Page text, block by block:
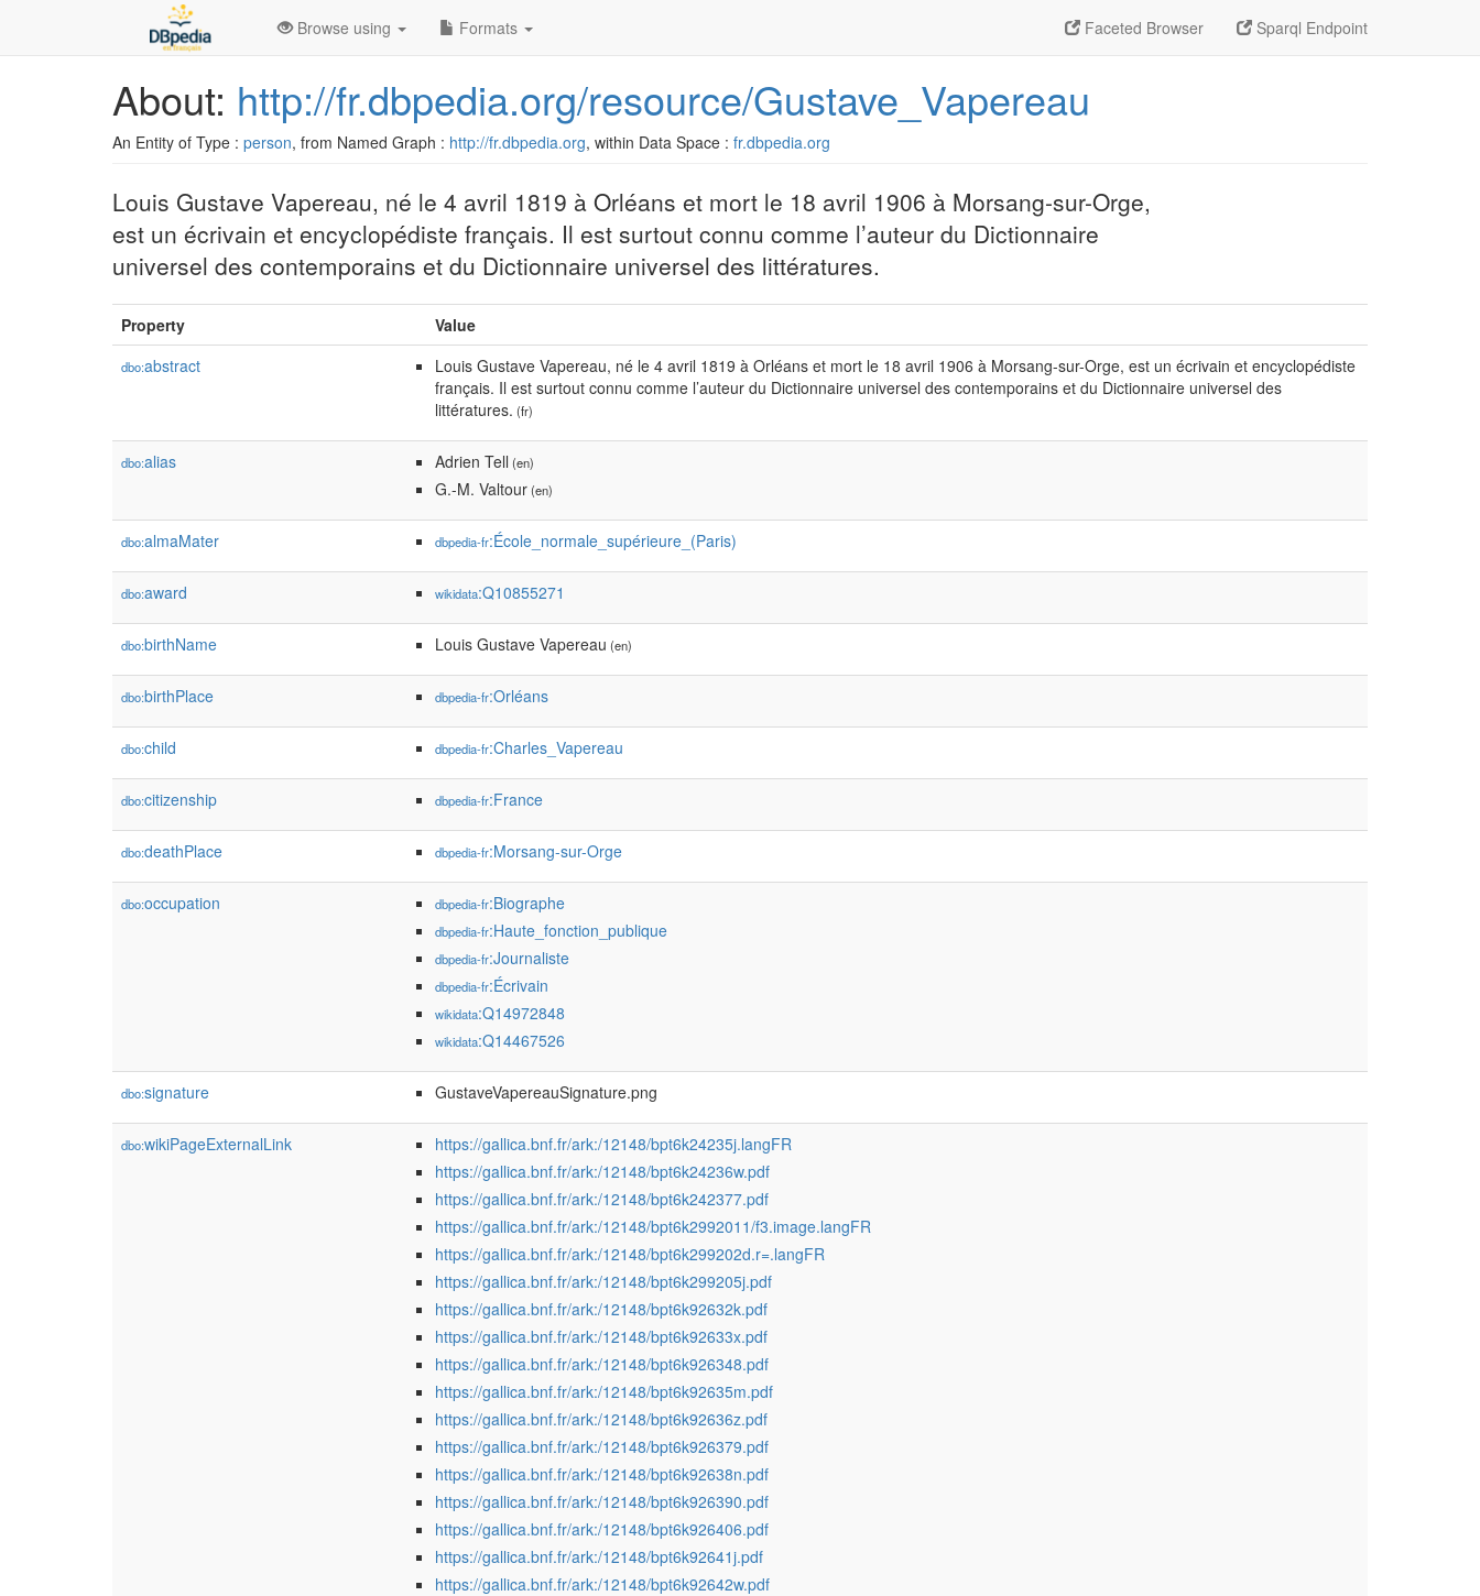
Faceted Browser Sparql Endpoint
Browse using Formats
About: http://fr.dbpedia.org/resource/Gustave_Vapereau
An Entity of Type : person, from Named Graph : http://fr.dbpedia.org, within Data Space : fr.dbpedia.org
Louis Gustave Vapereau, né le 4 avril 1819 à Orléans et mort le 18 avril 1906 à Morsang-sur-Orge,
est un écrivain et encyclopédiste français. Il est surtout connu comme l’auteur du Dictionnaire
universel des contemporains et du Dictionnaire universel des littératures.
Property Value
dbo:abstract
Louis Gustave Vapereau, né le 4 avril 1819 à Orléans et mort le 18 avril 1906 à Morsang-sur-Orge, est un écrivain et encyclopédiste
français. Il est surtout connu comme l’auteur du Dictionnaire universel des contemporains et du Dictionnaire universel des
littératures. (fr)
dbo:alias Adrien Tell (en)
G.-M. Valtour(en)
dbo:almaMater dbpedia-fr:École_normale_supérieure_(Paris)
dbo:award wikidata:Q10855271
dbo:birthName Louis Gustave Vapereau (en)
dbo:birthPlace dbpedia-fr:Orléans
dbo:child dbpedia-fr:Charles_Vapereau
dbo:citizenship dbpedia-fr:France
dbo:deathPlace dbpedia-fr:Morsang-sur-Orge
dbo:occupation dbpedia-fr:Biographe
dbpedia-fr:Haute_fonction_publique
dbpedia-fr:Journaliste
dbpedia-fr:Écrivain
wikidata:Q14972848
wikidata:Q14467526
dbo:signature GustaveVapereauSignature.png
dbo:wikiPageExternalLink
https://gallica.bnf.fr/ark:/12148/bpt6k24235j.langFR
https://gallica.bnf.fr/ark:/12148/bpt6k24236w.pdf
https://gallica.bnf.fr/ark:/12148/bpt6k242377.pdf
https://gallica.bnf.fr/ark:/12148/bpt6k2992011/f3.image.langFR
https://gallica.bnf.fr/ark:/12148/bpt6k299202d.r=.langFR
https://gallica.bnf.fr/ark:/12148/bpt6k299205j.pdf
https://gallica.bnf.fr/ark:/12148/bpt6k92632k.pdf
https://gallica.bnf.fr/ark:/12148/bpt6k92633x.pdf
https://gallica.bnf.fr/ark:/12148/bpt6k926348.pdf
https://gallica.bnf.fr/ark:/12148/bpt6k92635m.pdf
https://gallica.bnf.fr/ark:/12148/bpt6k92636z.pdf
https://gallica.bnf.fr/ark:/12148/bpt6k926379.pdf
https://gallica.bnf.fr/ark:/12148/bpt6k92638n.pdf
https://gallica.bnf.fr/ark:/12148/bpt6k926390.pdf
https://gallica.bnf.fr/ark:/12148/bpt6k926406.pdf
https://gallica.bnf.fr/ark:/12148/bpt6k92641j.pdf
https://gallica.bnf.fr/ark:/12148/bpt6k92642w.pdf